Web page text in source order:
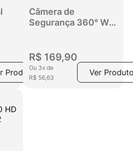
Produto
Câmera de
Segurança 360° Wi-
Smart Life
R$ 169,90
Ou 3x de
R$ 56,63
Ver